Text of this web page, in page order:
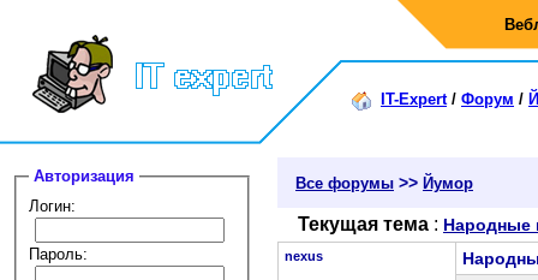
IT-Expert/ Форум /
Авторизация
Логин:
Пароль:
Все форумы >> Йумор
Текущая тема : Народные
nexus